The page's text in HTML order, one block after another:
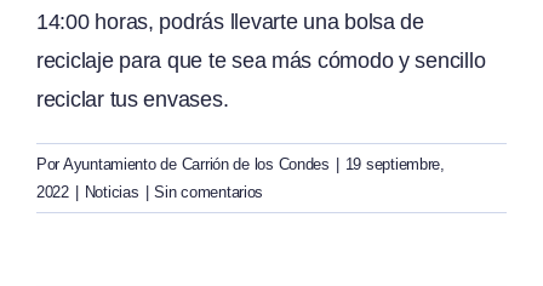
14:00 horas, podrás llevarte una bolsa de
reciclaje para que te sea más cómodo y sencillo
reciclar tus envases.
Por Ayuntamiento de Carrión de los Condes
19 septiembre,
2022
Noticias Sin comentarios